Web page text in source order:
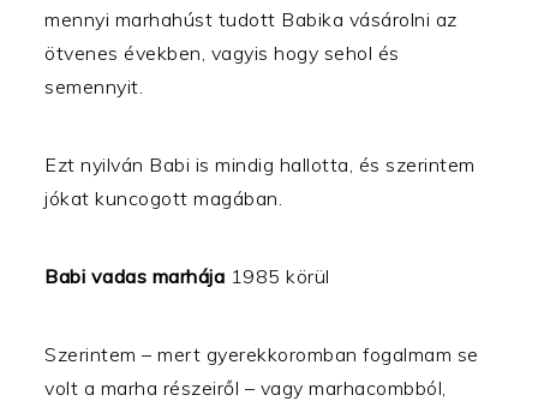
mennyi marhahúst tudott Babika vásárolni az
ötvenes években, vagyis hogy sehol és
semennyit.
Ezt nyilván Babi is mindig hallotta, és szerintem
jókat kuncogott magában.
Babi vadas marhája 1985 körül
Szerintem – mert gyerekkoromban fogalmam se
volt a marha részeiről – vagy marhacombból,